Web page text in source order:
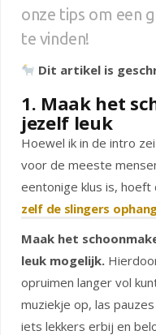
onze tips om een
te vinden!
Dit artikel is
1. Maak het
jezelf leuk
Hoewel ik in de intro
voor de meeste
eentonige klus is, hoeft
zelf de slingers
Maak het
leuk mogelijk.
opruimen langer vol
muziekje op, las
iets lekkers erbij en